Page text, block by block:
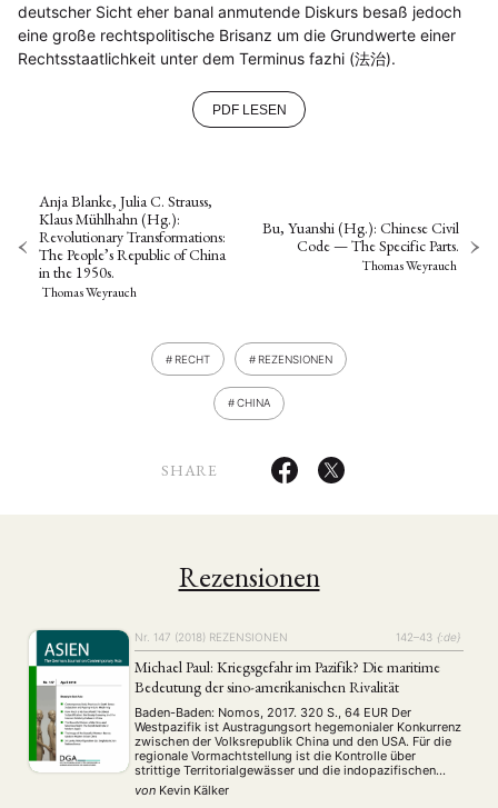
deutscher Sicht eher banal anmutende Diskurs besaß jedoch
eine große rechtspolitische Brisanz um die Grundwerte einer
Rechtsstaatlichkeit unter dem Terminus fazhi (法治).
PDF LESEN
Anja Blanke, Julia C. Strauss,
Klaus Mühlhahn (Hg.):
Revolutionary Transformations:
The People’s Republic of China
in the 1950s.
Thomas Weyrauch
Bu, Yuanshi (Hg.): Chinese Civil
Code — The Specific Parts.
Thomas Weyrauch
RECHT REZENSIONEN
CHINA
SHARE
Rezensionen
Nr. 147 (2018) REZENSIONEN 142–43 {:de}
Michael Paul: Kriegsgefahr im Pazifik? Die maritime
Bedeutung der sino-amerikanischen Rivalität
Baden-Baden: Nomos, 2017. 320 S., 64 EUR Der
Westpazifik ist Austragungsort hegemonialer Konkurrenz
zwischen der Volksrepublik China und den USA. Für die
regionale Vormachtstellung ist die Kontrolle über
strittige Territorialgewässer und die indopazifischen
Seewege von zentraler Bedeutung. Beide Staaten müssen
ihre Ansprüche durch Machtprojektion zur See
von Kevin Kälker